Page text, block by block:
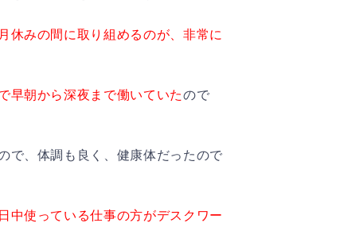
休みの間に取り組めるのが、非常に
早朝から深夜まで働いていたので
で、体調も良く、健康体だったので
中使っている仕事の方がデスクワー